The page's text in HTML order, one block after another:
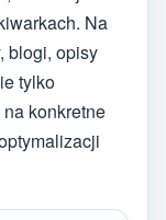
Na
blogi, opisy
tylko
konkretne